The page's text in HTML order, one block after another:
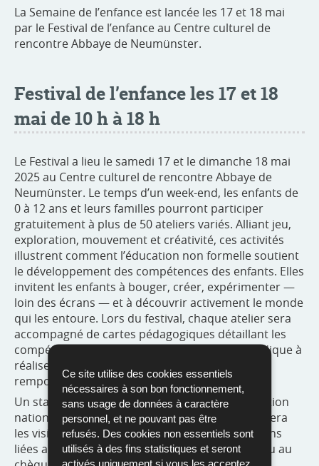
Ce site utilise des cookies essentiels
nécessaires à son bon fonctionnement,
sans usage de données à caractère
personnel, et ne pouvant pas être
refusés. Des cookies non essentiels sont
utilisés à des fins statistiques et seront
activés uniquement si vous les acceptez.
La Semaine de l’enfance est lancée les 17 et 18 mai
par le Festival de l’enfance au Centre culturel de
rencontre Abbaye de Neumünster.
Festival de l’enfance les 17 et 18
mai de 10 h à 18 h
Le Festival a lieu le samedi 17 et le dimanche 18 mai
2025 au Centre culturel de rencontre Abbaye de
Neumünster. Le temps d’un week-end, les enfants de
0 à 12 ans et leurs familles pourront participer
gratuitement à plus de 50 ateliers variés. Alliant jeu,
exploration, mouvement et créativité, ces activités
illustrent comment l’éducation non formelle soutient
le développement des compétences des enfants. Elles
invitent les enfants à bouger, créer, expérimenter —
loin des écrans — et à découvrir activement le monde
qui les entoure. Lors du festival, chaque atelier sera
accompagné de cartes pédagogiques détaillant les
compétences développées. De plus, un quiz ludique à
réaliser en famille permettra aux enfants de
remporter un cadeau.
Un stand d’information du ministère de l’Éducation
nationale, de l’Enfance et de la Jeunesse accueillera
les visiteurs pour répondre à toutes les questions
liées aux pédagogies, aux structures d’accueil ou au